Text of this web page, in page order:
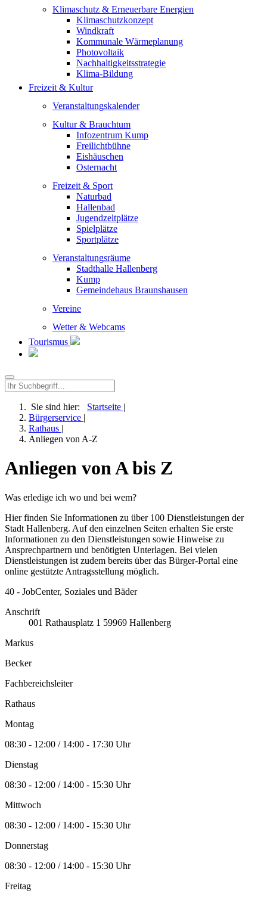
Klimaschutz & Erneuerbare Energien
Klimaschutzkonzept
Windkraft
Kommunale Wärmeplanung
Photovoltaik
Nachhaltigkeitsstrategie
Klima-Bildung
Freizeit & Kultur
Veranstaltungskalender
Kultur & Brauchtum
Infozentrum Kump
Freilichtbühne
Eishäuschen
Osternacht
Freizeit & Sport
Naturbad
Hallenbad
Jugendzeltplätze
Spielplätze
Sportplätze
Veranstaltungsräume
Stadthalle Hallenberg
Kump
Gemeindehaus Braunshausen
Vereine
Wetter & Webcams
Tourismus
Sie sind hier: Startseite |
Bürgerservice |
Rathaus |
Anliegen von A-Z
Anliegen von A bis Z
Was erledige ich wo und bei wem?
Hier finden Sie Informationen zu über 100 Dienstleistungen der
Stadt Hallenberg. Auf den einzelnen Seiten erhalten Sie erste
Informationen zu den Dienstleistungen sowie Hinweise zu
Ansprechpartnern und benötigten Unterlagen. Bei vielen
Dienstleistungen ist zudem bereits über das Bürger-Portal eine
online gestützte Antragsstellung möglich.
40 - JobCenter, Soziales und Bäder
Anschrift
001 Rathausplatz 1 59969 Hallenberg
Markus
Becker
Fachbereichsleiter
Rathaus
Montag
08:30 - 12:00 / 14:00 - 17:30 Uhr
Dienstag
08:30 - 12:00 / 14:00 - 15:30 Uhr
Mittwoch
08:30 - 12:00 / 14:00 - 15:30 Uhr
Donnerstag
08:30 - 12:00 / 14:00 - 15:30 Uhr
Freitag